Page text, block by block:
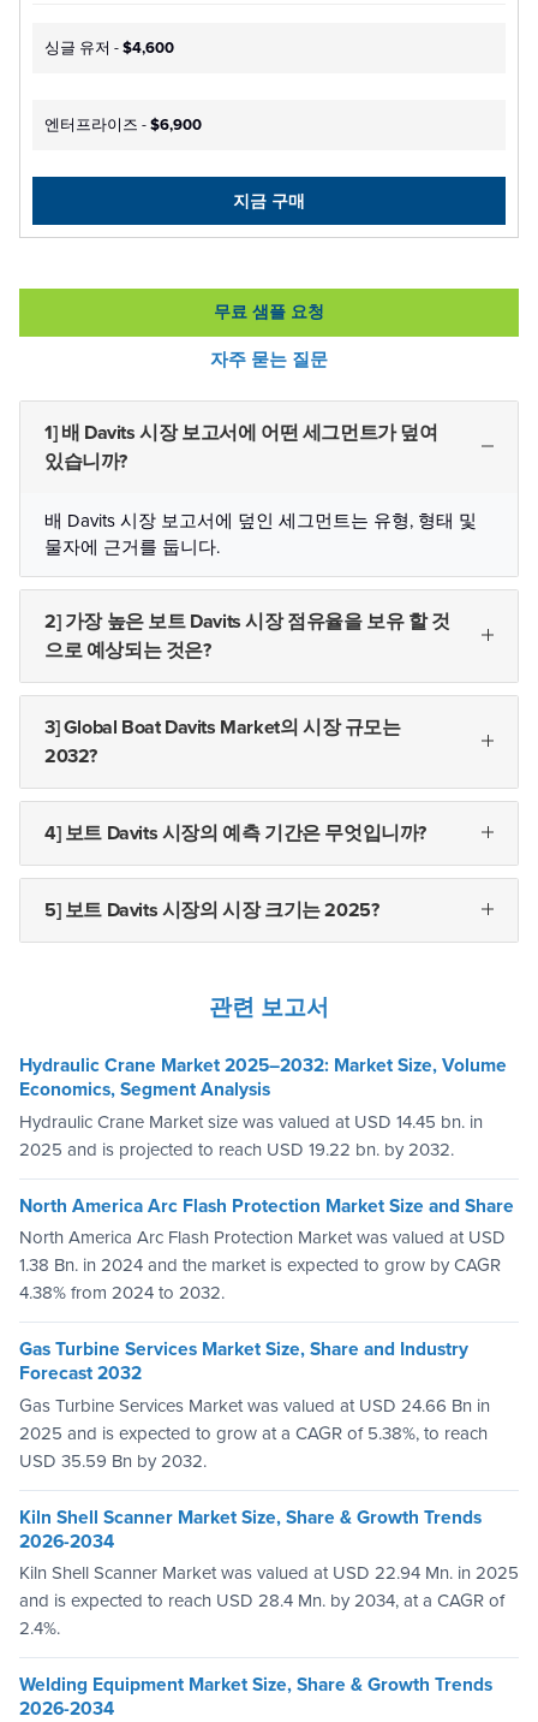
싱글 유저 -$4,600
엔터프라이즈 -$6,900
지금 구매
무료 샘플 요청
자주 묻는 질문
1] 배 Davits 시장 보고서에 어떤 세그먼트가 덮여
있습니까?
배 Davits 시장 보고서에 덮인 세그먼트는 유형, 형태 및
물자에 근거를 둡니다.
2] 가장 높은 보트 Davits 시장 점유율을 보유 할 것
으로 예상되는 것은?
3] Global Boat Davits Market의 시장 규모는
2032?
4] 보트 Davits 시장의 예측 기간은 무엇입니까?
5] 보트 Davits 시장의 시장 크기는 2025?
관련 보고서
Hydraulic Crane Market 2025–2032: Market Size, Volume
Economics, Segment Analysis
Hydraulic Crane Market size was valued at USD 14.45 bn. in
2025 and is projected to reach USD 19.22 bn. by 2032.
North America Arc Flash Protection Market Size and Share
North America Arc Flash Protection Market was valued at USD
1.38 Bn. in 2024 and the market is expected to grow by CAGR
4.38% from 2024 to 2032.
Gas Turbine Services Market Size, Share and Industry
Forecast 2032
Gas Turbine Services Market was valued at USD 24.66 Bn in
2025 and is expected to grow at a CAGR of 5.38%, to reach
USD 35.59 Bn by 2032.
Kiln Shell Scanner Market Size, Share & Growth Trends
2026-2034
Kiln Shell Scanner Market was valued at USD 22.94 Mn. in 2025
and is expected to reach USD 28.4 Mn. by 2034, at a CAGR of
2.4%.
Welding Equipment Market Size, Share & Growth Trends
2026-2034